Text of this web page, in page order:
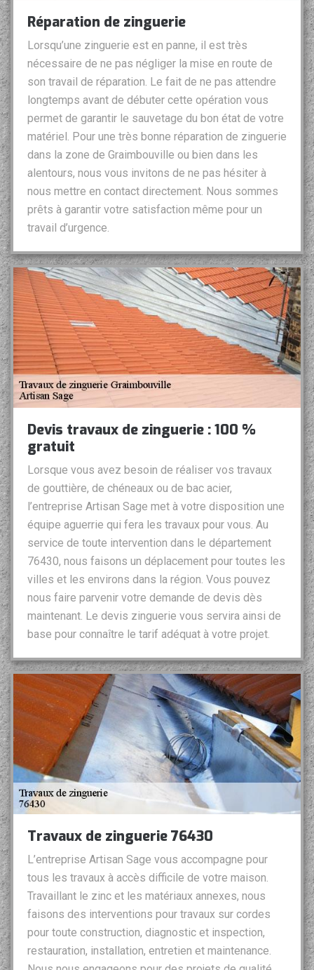
Réparation de zinguerie
Lorsqu’une zinguerie est en panne, il est très
nécessaire de ne pas négliger la mise en route de
son travail de réparation. Le fait de ne pas attendre
longtemps avant de débuter cette opération vous
permet de garantir le sauvetage du bon état de votre
matériel. Pour une très bonne réparation de zinguerie
dans la zone de Graimbouville ou bien dans les
alentours, nous vous invitons de ne pas hésiter à
nous mettre en contact directement. Nous sommes
prêts à garantir votre satisfaction même pour un
travail d’urgence.
Devis travaux de zinguerie : 100 %
gratuit
Lorsque vous avez besoin de réaliser vos travaux
de gouttière, de chéneaux ou de bac acier,
l’entreprise Artisan Sage met à votre disposition une
équipe aguerrie qui fera les travaux pour vous. Au
service de toute intervention dans le département
76430, nous faisons un déplacement pour toutes les
villes et les environs dans la région. Vous pouvez
nous faire parvenir votre demande de devis dès
maintenant. Le devis zinguerie vous servira ainsi de
base pour connaître le tarif adéquat à votre projet.
Travaux de zinguerie 76430
L’entreprise Artisan Sage vous accompagne pour
tous les travaux à accès difficile de votre maison.
Travaillant le zinc et les matériaux annexes, nous
faisons des interventions pour travaux sur cordes
pour toute construction, diagnostic et inspection,
restauration, installation, entretien et maintenance.